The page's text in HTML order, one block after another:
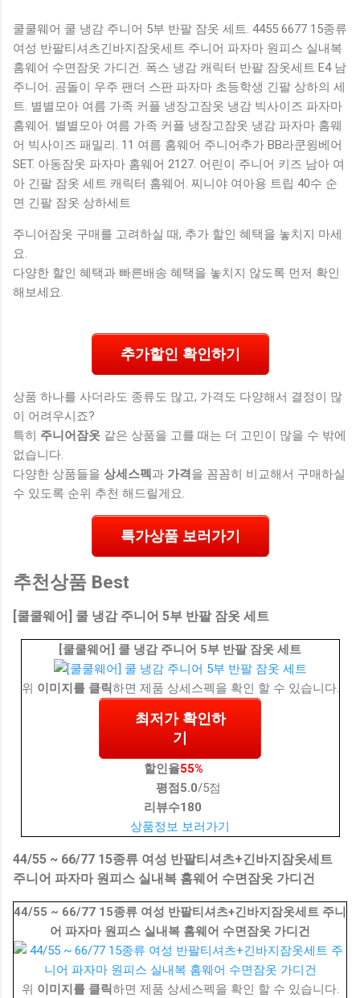
많을 수 밖에 없습니다. 다양한 상품들을 상세스펙 과 가격 을
꼼꼼히 비교해서 구매하실 수 있도록 순위 추천 해드릴게요. 특
가상품 보러가기 추천상품 Best 유니콘 멀티페어링 스마트폰
태블릿 거치형 저소음 블루투스 키보드, BK-500SB, 일반형, 블
랙 유니콘 멀티페어링 스마트폰 태...
쿨쿨웨어 쿨 냉감 주니어 5부 반팔 잠옷 세트. 4455 6677 15종류
여성 반팔티셔츠긴바지잠옷세트 주니어 파자마 원피스 실내복
홈웨어 수면잠옷 가디건. 폭스 냉감 캐릭터 반팔 잠옷세트 E4 남
주니어. 곰돌이 우주 팬더 스판 파자마 초등학생 긴팔 상하의 세
트. 별별모아 여름 가족 커플 냉장고잠옷 냉감 빅사이즈 파자마
홈웨어. 별별모아 여름 가족 커플 냉장고잠옷 냉감 파자마 홈웨
어 빅사이즈 패밀리. 11 여름 홈웨어 주니어추가 BB라쿤윙베어
SET. 아동잠옷 파자마 홈웨어 2127. 어린이 주니어 키즈 남아 여
아 긴팔 잠옷 세트 캐릭터 홈웨어. 찌니야 여아용 트립 40수 순
면 긴팔 잠옷 상하세트
주니어잠옷 구매를 고려하실 때, 추가 할인 혜택을 놓치지 마세
요.
다양한 할인 혜택과 빠른배송 혜택을 놓치지 않도록 먼저 확인
해보세요.
추가할인 확인하기
상품 하나를 사더라도 종류도 많고, 가격도 다양해서 결정이 많
이 어려우시죠?
특히 주니어잠옷 같은 상품을 고를 때는 더 고민이 많을 수 밖에
없습니다.
다양한 상품들을 상세스펙 과 가격 을 꼼꼼히 비교해서 구매하실
수 있도록 순위 추천 해드릴게요.
특가상품 보러가기
추천상품 Best
[쿨쿨웨어] 쿨 냉감 주니어 5부 반팔 잠옷 세트
[쿨쿨웨어] 쿨 냉감 주니어 5부 반팔 잠옷 세트
위 이미지를 클릭하면 제품 상세스펙을 확인 할 수 있습니다.
최저가 확인하
기
할인율55%
평점 5.0/5점
리뷰수180
상품정보 보러가기
44/55 ~ 66/77 15종류 여성 반팔티셔츠+긴바지잠옷세트
주니어 파자마 원피스 실내복 홈웨어 수면잠옷 가디건
44/55 ~ 66/77 15종류 여성 반팔티셔츠+긴바지잠옷세트 주니
어 파자마 원피스 실내복 홈웨어 수면잠옷 가디건
위 이미지를 클릭하면 제품 상세스펙을 확인 할 수 있습니다.